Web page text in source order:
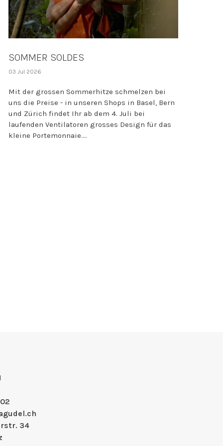
SOMMER SOLDES
03 Jul 2026
Mit der grossen Sommerhitze schmelzen bei
uns die Preise - in unseren Shops in Basel, Bern
und Zürich findet Ihr ab dem 4. Juli bei
laufenden Ventilatoren grosses Design für das
kleine Portemonnaie....
02
34